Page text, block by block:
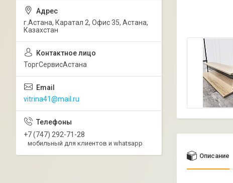
Описание
г.Астана, Каратал 2, Офис 35, Астана,
Казахстан
ТоргСервисАстана
vitrina41@mail.ru
+7 (747) 292-71-28
мобильный для клиентов и whatsapp